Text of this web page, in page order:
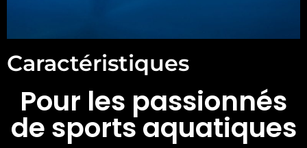
Caractéristiques
Pour les passionnés
de sports aquatiques